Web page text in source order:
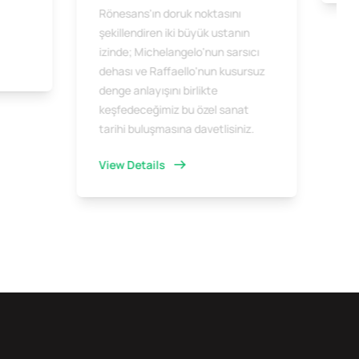
Rönesans'ın doruk noktasını
şekillendiren iki büyük ustanın
izinde; Michelangelo'nun sarsıcı
dehası ve Raffaello'nun kusursuz
denge anlayışını birlikte
keşfedeceğimiz bu özel sanat
tarihi buluşmasına davetlisiniz.
View Details